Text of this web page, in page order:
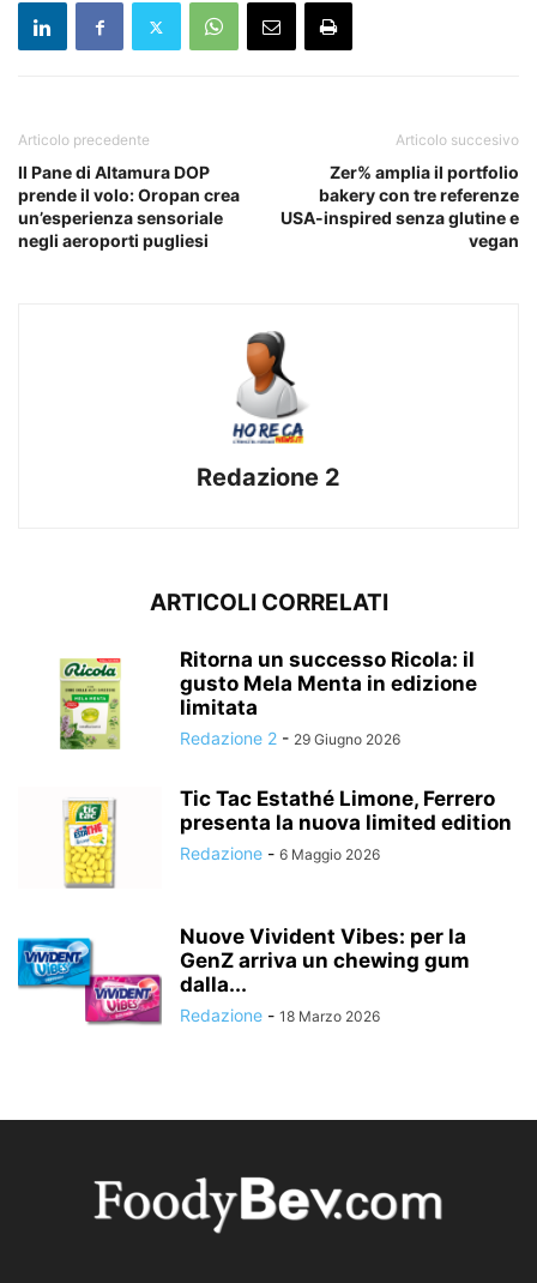
Articolo precedente
Il Pane di Altamura DOP
prende il volo: Oropan crea
un’esperienza sensoriale
negli aeroporti pugliesi
Articolo succesivo
Zer% amplia il portfolio
bakery con tre referenze
USA-inspired senza glutine e
vegan
Redazione 2
ARTICOLI CORRELATI
Ritorna un successo Ricola: il
gusto Mela Menta in edizione
limitata
Redazione 2 - 29 Giugno 2026
Tic Tac Estathé Limone, Ferrero
presenta la nuova limited edition
Redazione - 6 Maggio 2026
Nuove Vivident Vibes: per la
GenZ arriva un chewing gum
dalla...
Redazione - 18 Marzo 2026